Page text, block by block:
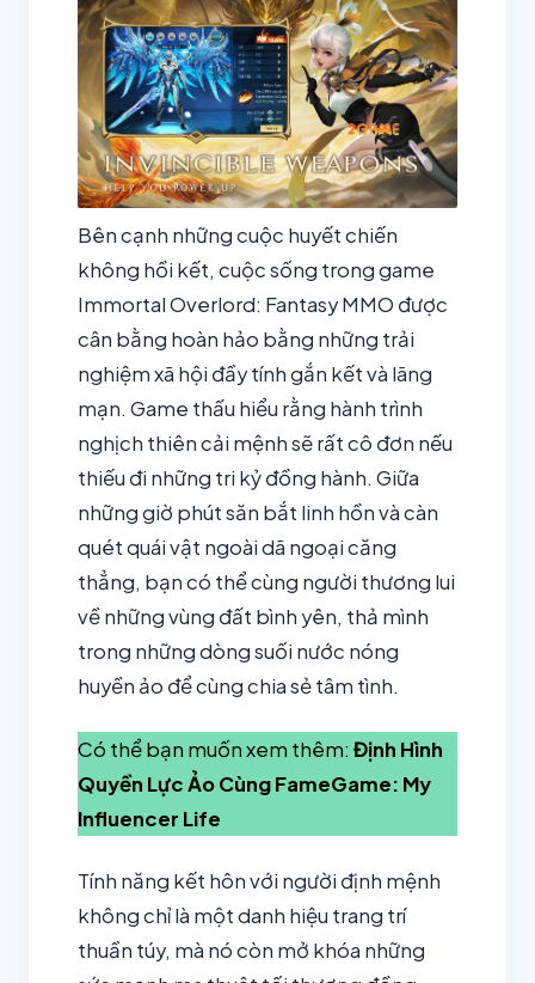
Bên cạnh những cuộc huyết chiến
không hồi kết, cuộc sống trong game
Immortal Overlord: Fantasy MMO được
cân bằng hoàn hảo bằng những trải
nghiệm xã hội đầy tính gắn kết và lãng
mạn. Game thấu hiểu rằng hành trình
nghịch thiên cải mệnh sẽ rất cô đơn nếu
thiếu đi những tri kỷ đồng hành. Giữa
những giờ phút săn bắt linh hồn và càn
quét quái vật ngoài dã ngoại căng
thẳng, bạn có thể cùng người thương lui
về những vùng đất bình yên, thả mình
trong những dòng suối nước nóng
huyền ảo để cùng chia sẻ tâm tình.
Có thể bạn muốn xem thêm: Định Hình
Quyền Lực Ảo Cùng FameGame: My
Influencer Life
Tính năng kết hôn với người định mệnh
không chỉ là một danh hiệu trang trí
thuần túy, mà nó còn mở khóa những